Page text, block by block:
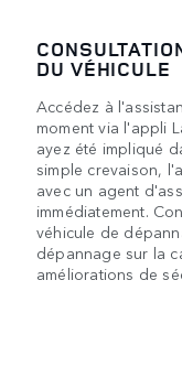
DU VÉHICULE
Accédez à
moment via l'appli
ayez été impliqué
simple crevaison,
avec un agent
immédiatement.
véhicule de
dépannage sur la
améliorations de